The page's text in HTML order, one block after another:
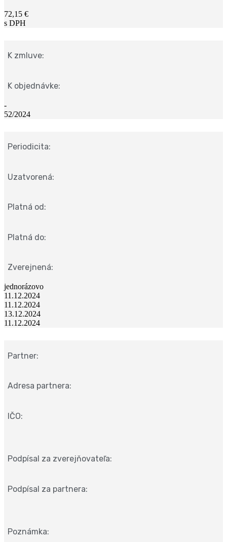
72,15 €
s DPH
K zmluve:
K objednávke:
-
52/2024
Periodicita:
Uzatvorená:
Platná od:
Platná do:
Zverejnená:
jednorázovo
11.12.2024
11.12.2024
13.12.2024
11.12.2024
Partner:
Adresa partnera:
IČO:
Podpísal za zverejňovateľa:
Podpísal za partnera:
Poznámka: